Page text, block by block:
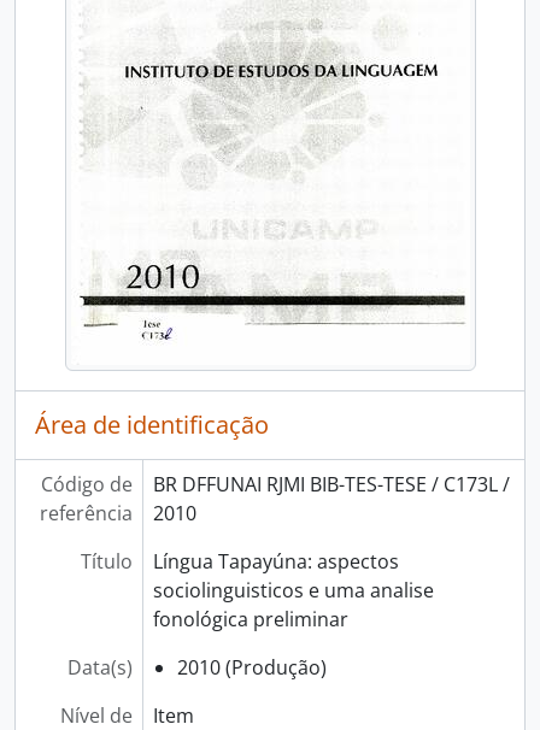
Área de identificação
Código de
referência
BR DFFUNAI RJMI BIB-TES-TESE / C173L /
2010
Título
Língua Tapayúna: aspectos
sociolinguisticos e uma analise
fonológica preliminar
Data(s)
2010 (Produção)
Nível de
Item